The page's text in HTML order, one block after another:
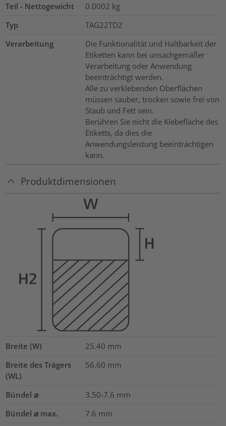
Teil - Nettogewicht 0.0002 kg
Typ
TAG22TD2
Verarbeitung
Die Funktionalität und Haltbarkeit der
Etiketten kann bei unsachgemäßer
Verarbeitung oder Anwendung
beeinträchtigt werden.
Alle zu verklebenden Oberflächen
müssen sauber, trocken sowie frei von
Staub und Fett sein.
Berühren Sie nicht die Klebefläche des
Etiketts, da dies die
Anwendungsleistung beeinträchtigen
kann.
Produktdimensionen
Breite (W) 25.40 mm
Breite des Trägers
(WL)
56.60 mm
Bündel ⌀ 3.50-7.6 mm
Bündel ⌀ max.
7.6 mm